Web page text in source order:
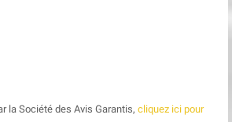
la Société des Avis Garantis, cliquez ici pour